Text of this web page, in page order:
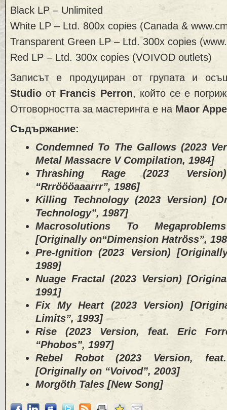
Black LP – Unlimited
White LP – Ltd. 800x copies (Canada &
Transparent Green LP – Ltd. 300x copies
Red LP – Ltd. 300x copies (VOIVOD outlets)
Записът е продуциран от групата и
Studio от Francis Perron, който се е
Отговорността за мастеринга е на Maor
Съдържание:
Condemned To The Gallows (2023
Metal Massacre V Compilation, 1984]
Thrashing Rage (2023
“Rrröööaaarrr”, 1986]
Killing Technology (2023 Version)
Technology”, 1987]
Macrosolutions To
[Originally on“Dimension Hatröss”,
Pre-Ignition (2023 Version)
1989]
Nuage Fractal (2023 Version)
1991]
Fix My Heart (2023 Version)
Limits”, 1993]
Rise (2023 Version, feat. Eric
“Phobos”, 1997]
Rebel Robot (2023 Version,
[Originally on “Voivod”, 2003]
Morgöth Tales [New Song]